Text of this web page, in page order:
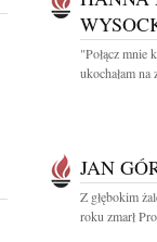
"Połącz mnie
ukochałam
JAN
Z głębokim
roku zmarł